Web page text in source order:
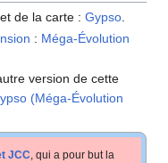
de la carte :Gypso.
: Méga-Évolution
version de cette
(Méga-Évolution
JCC, qui a pour but la